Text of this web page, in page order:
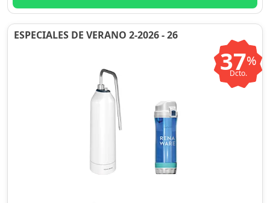
ESPECIALES DE VERANO 2-2026 - 26
37%
Dcto.